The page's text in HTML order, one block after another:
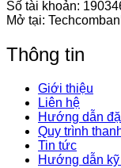
Số tài khoản:
Mở tại:
Thông tin
Giới thiệu
Liên hệ
Hướng dẫn
Quy trình
Tin tức
Hướng dẫn